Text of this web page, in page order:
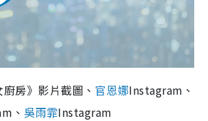
房》影片截圖、 官恩娜Instagram、
、 吳雨霏Instagram